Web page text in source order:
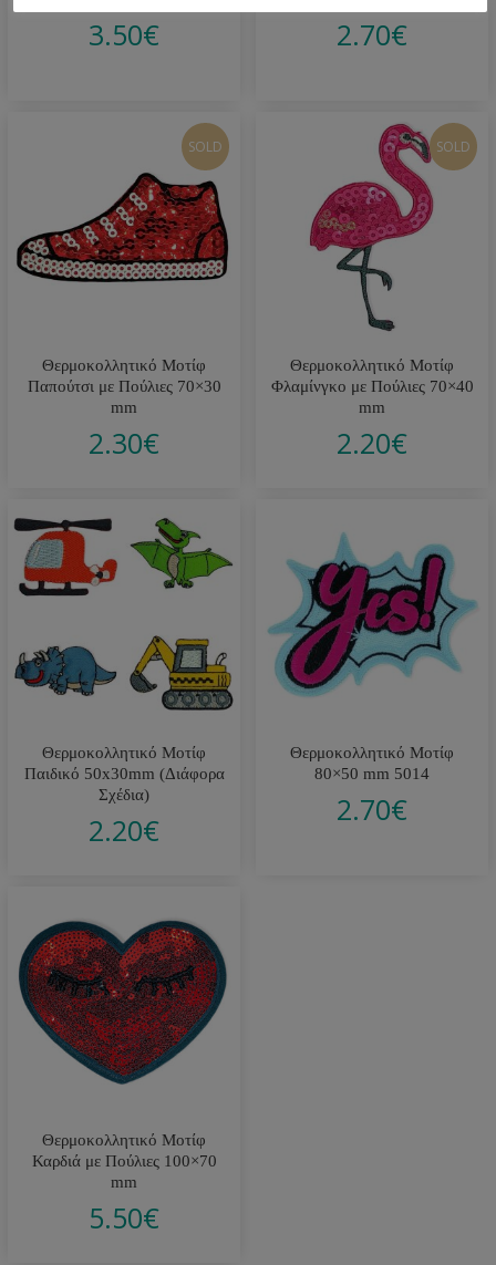
3.50€ 2.70€
SOLD
Θερμοκολλητικό Μοτίφ
Παπούτσι με Πούλιες 70×30
mm
2.30€
SOLD
Θερμοκολλητικό Μοτίφ
Φλαμίνγκο με Πούλιες 70×40
mm
2.20€
Θερμοκολλητικό Μοτίφ
Παιδικό 50x30mm (Διάφορα
Σχέδια)
2.20€
Θερμοκολλητικό Μοτίφ
80×50 mm 5014
2.70€
Θερμοκολλητικό Μοτίφ
Καρδιά με Πούλιες 100×70
mm
5.50€